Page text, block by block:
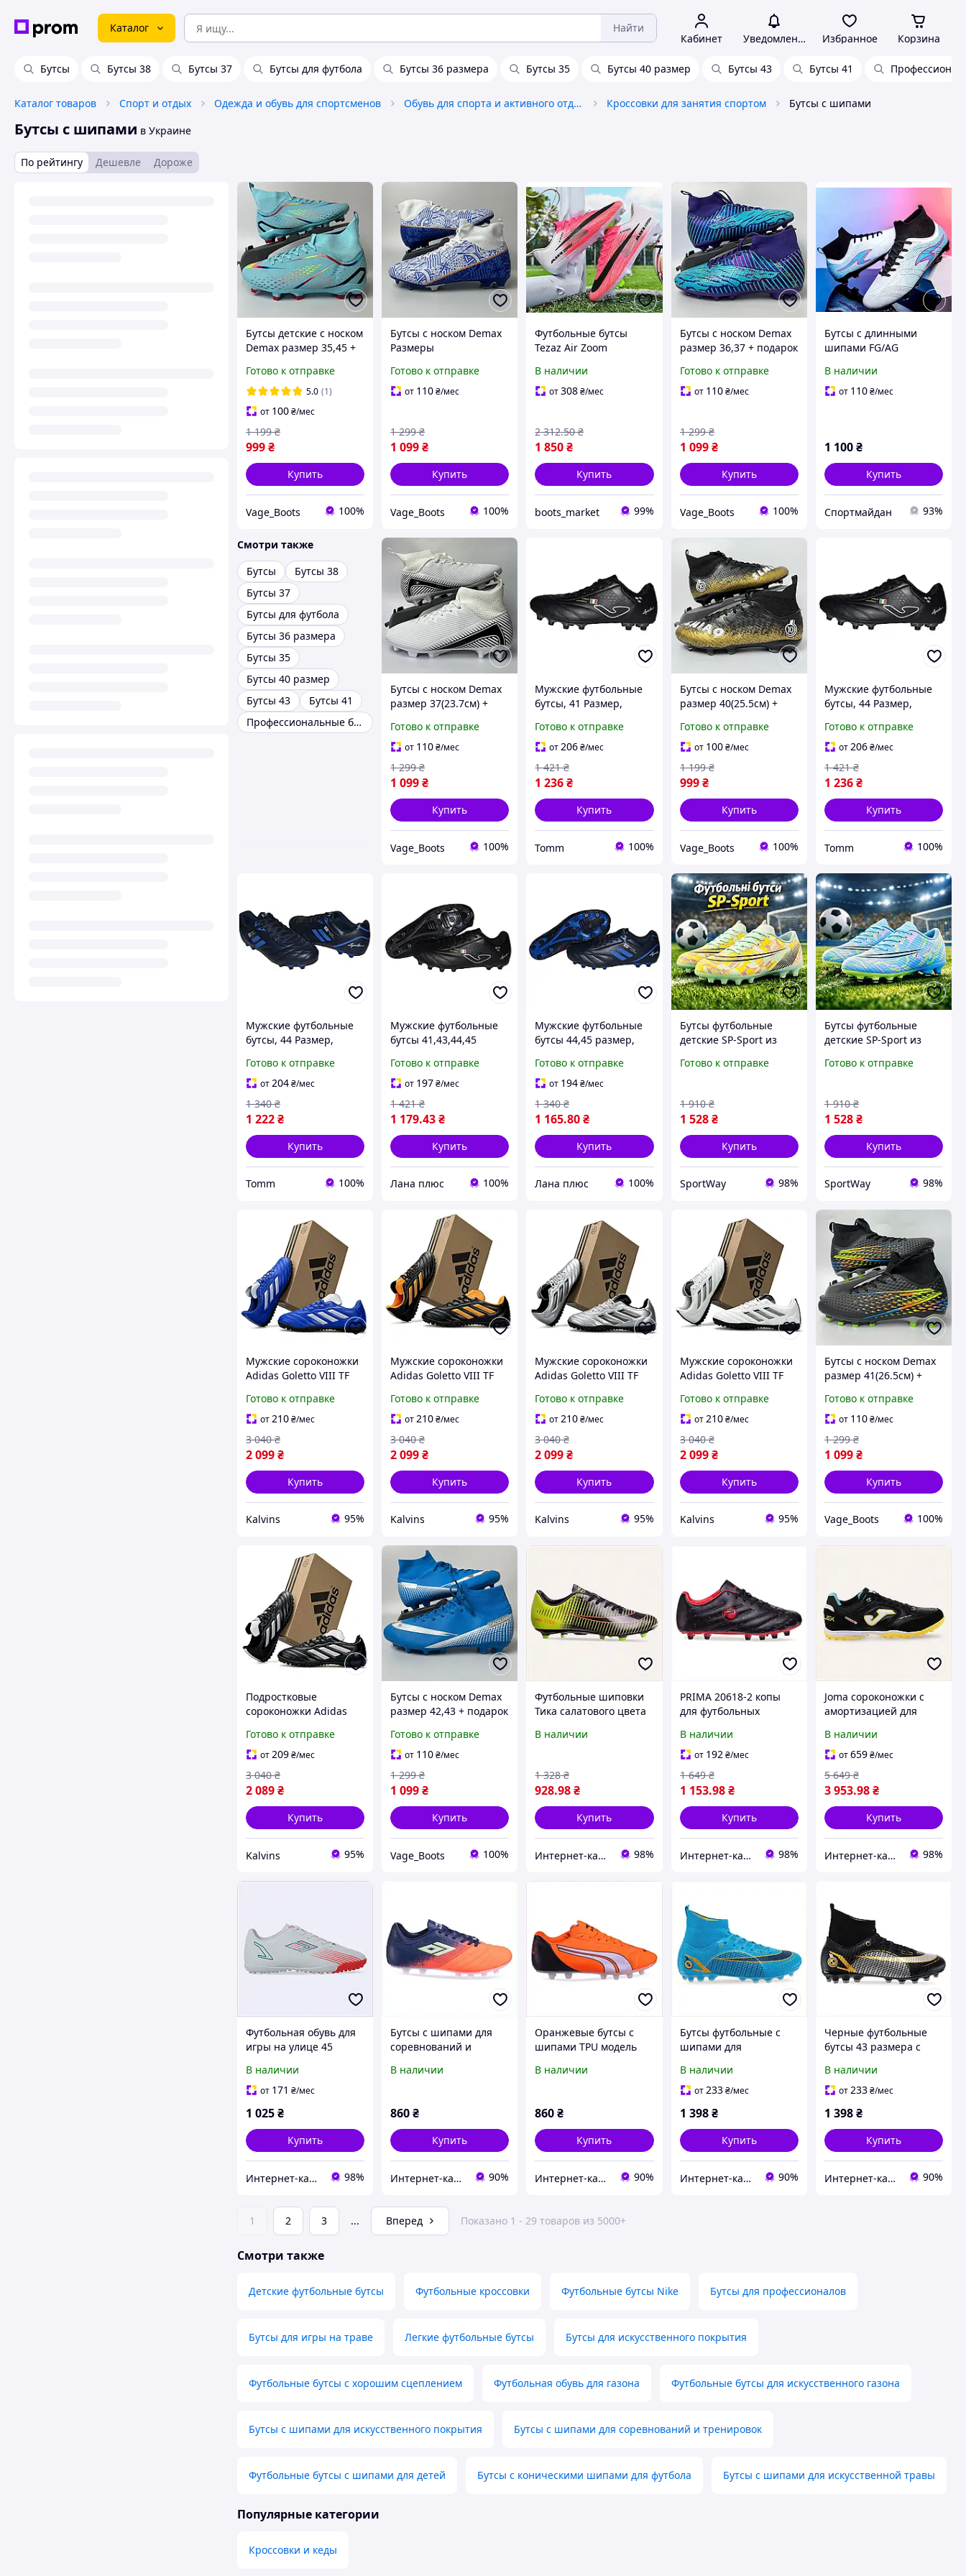
Каталог Найти
Кабинет Уведомления Избранное Корзина
Бутсы Бутсы 38 Бутсы 37 Бутсы для футбола Бутсы 36 размера Бутсы 35 Бутсы 40 размер Бутсы 43 Бутсы 41
Каталог товаров Спорт и отдых Одежда и обувь для спортсменов Обувь для спорта и активного отдыха Кроссовки для занятия спортом Бутсы с шипами
Бутсы с шипами в Украине
По рейтингу Дешевле Дороже
Бутсы детские с носком
Demax размер 35,45 +
копочки со шипами,
футбольная обувь для
травы и
искусственного
Готово к отправке
5.0 (1)
от 100₴/мес
999₴
1 199 ₴
Купить
Vage_Boots 100%
Бутсы с носком Demax
Размеры
подарок гетры |
копочки со шипами,
Готово к отправке
от 110₴/мес
1 099₴
1 299 ₴
Купить
Vage_Boots 100%
Футбольные бутсы
Tezaz Air Zoom
белым) | Копы для
футбола с
В наличии
от308₴/мес
1 850₴
2 312.50 ₴
Купить
boots_market 99%
Бутсы с носком Demax
размер 36,37 + подарок
шипами, футбольная
обувь для травы и
Готово к отправке
от 110 ₴/мес
1 099 ₴
1 299 ₴
Купить
Vage_Boots 100%
Бутсы с длинными
шипами FG/AG
В наличии
от 110₴/мес
1 100₴
Купить
Спортмайдан 93%
Смотри также
Бутсы
Бутсы 38
Бутсы 37
Бутсы для футбола
Бутсы 36 размера
Бутсы 35
Бутсы 40 размер
Бутсы 43
Бутсы 41
Профессиональные бутсы
Бутсы с носком Demax
размер 37(23.7см) +
копочки со шипами,
футбольная обувь для
травы и
искусственного
покрытия
Готово к отправке
от 110₴/мес
1 099₴
1 299 ₴
Купить
Vage_Boots 100%
Мужские футбольные
бутсы, 41 Размер,
копочки с шипами,
107-230-392
Готово к отправке
от206₴/мес
1 236₴
1 421 ₴
Купить
Tomm 100%
Бутсы с носком Demax
размер 40(25.5см) +
копочки со шипами,
футбольная обувь для
травы и
искусственного
покрытия
Готово к отправке
от 100 ₴/мес
999 ₴
1 199 ₴
Купить
Vage_Boots 100%
Мужские футбольные
бутсы, 44 Размер,
копочки с шипами,
107-230-392
Готово к отправке
от206₴/мес
1 236₴
1 421 ₴
Купить
Tomm 100%
Мужские футбольные
бутсы, 44 Размер,
копочки с шипами,
107-192-472
Готово к отправке
от 204₴/мес
1 222₴
1 340 ₴
Купить
Tomm 100%
Мужские футбольные
бутсы 41,43,44,45
копы, копочки с
шипами, 107-230-392
Готово к отправке
от 197₴/мес
1 179.43₴
1 421 ₴
Купить
Лана плюс 100%
Мужские футбольные
бутсы 44,45 размер,
копочки с шипами,
107-192-472
Готово к отправке
от 194₴/мес
1 165.80₴
1 340 ₴
Купить
Лана плюс 100%
Бутсы футбольные
детские SP-Sport из
игры в футбол с
Готово к отправке
1 528 ₴
1 910 ₴
Купить
SportWay 98%
Бутсы футбольные
детские SP-Sport из
игры в футбол с
Готово к отправке
1 528₴
1 910 ₴
Купить
SportWay 98%
Мужские сороконожки
Adidas Goletto VIII TF
сороконожки Аддасис
голетто кожаные бутсы
с шипами футбольные
качественн
Готово к отправке
от210₴/мес
2 099₴
3 040 ₴
Купить
Kalvins 95%
Мужские сороконожки
Adidas Goletto VIII TF
взрослые сороконоги
адедис голетто
кожаные бутсы с
шипами футбольные
Готово к отправке
от210₴/мес
2 099₴
3 040 ₴
Купить
Kalvins 95%
Мужские сороконожки
Adidas Goletto VIII TF
взрослые сороконоги
адедасис голетто
кожаные бутсы с
шипами футбольны
Готово к отправке
от210₴/мес
2 099₴
3 040 ₴
Купить
Kalvins 95%
Мужские сороконожки
Adidas Goletto VIII TF
сороконожки адедис
голетто кожаные бутсы
с шипами футбольные
качес
Готово к отправке
от210 ₴/мес
2 099 ₴
3 040 ₴
Купить
Kalvins 95%
Бутсы с носком Demax
размер 41(26.5см) +
копочки со шипами,
футбольная обувь для
травы и
искусственного
покрытия
Готово к отправке
от 110₴/мес
1 099₴
1 299 ₴
Купить
Vage_Boots 100%
Подростковые
сороконожки Adidas
детские бутсы
сороконожки для
футбола Адидас черно
белые кожаные с
шипами
Готово к отправке
от209₴/мес
2 089₴
3 040 ₴
Купить
Kalvins 95%
Бутсы с носком Demax
размер 42,43 + подарок
шипами, футбольная
обувь для травы и
искусственного
покрытия
Готово к отправке
от 110₴/мес
1 099₴
1 299 ₴
Купить
Vage_Boots 100%
Футбольные шиповки
Тика салатового цвета
В наличии
928.98₴
1 328 ₴
Купить
Интер​нет-ка​т​ал​​ог ски​​д​ок "МОДНИК" 98%
PRIMA 20618-2 копы
для футбольных
В наличии
от 192 ₴/мес
1 153.98 ₴
1 649 ₴
Купить
Интер​нет-ка​т​ал​​ог ски​​д​ок "МОДНИК" 98%
Joma сороконожки с
амортизацией для
86KE1K1369
В наличии
от659₴/мес
3 953.98₴
5 649 ₴
Купить
Интер​нет-ка​т​ал​​ог ски​​д​ок "МОДНИК" 98%
Футбольная обувь для
игры на улице 45
86TM11609
В наличии
от 171 ₴/мес
1 025₴
Купить
Интер​нет-ка​т​ал​​ог ски​​д​ок "МОДНИК" 98%
Бутсы с шипами для
соревнований и
В наличии
860₴
Купить
Интернет-каталог скидок Техно ECO 90%
Оранжевые бутсы с
шипами TPU модель
860PXE9969
В наличии
860₴
Купить
Интернет-каталог скидок Техно ECO 90%
Бутсы футбольные с
шипами для
86P100P93
В наличии
от233 ₴/мес
1 398 ₴
Купить
Интернет-каталог скидок Техно ECO 90%
Черные футбольные
бутсы 43 размера с
В наличии
от233₴/мес
1 398₴
Купить
Интернет-каталог скидок Техно ECO 90%
1 2 3 ... Вперед Показано 1 - 29 товаров из 5000+
Смотри также
Детские футбольные бутсы Футбольные кроссовки Футбольные бутсы Nike Бутсы для профессионалов
Бутсы для игры на траве Легкие футбольные бутсы Бутсы для искусственного покрытия
Футбольные бутсы с хорошим сцеплением Футбольная обувь для газона Футбольные бутсы для искусственного газона
Бутсы с шипами для искусственного покрытия Бутсы с шипами для соревнований и тренировок
Футбольные бутсы с шипами для детей Бутсы с коническими шипами для футбола Бутсы с шипами для искусственной травы
Популярные категории
Кроссовки и кеды